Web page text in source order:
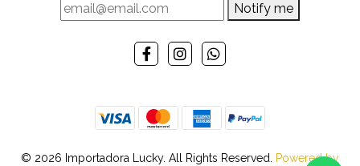
Notify me
© 2026 Importadora Lucky. All Rights Reserved. Powered by